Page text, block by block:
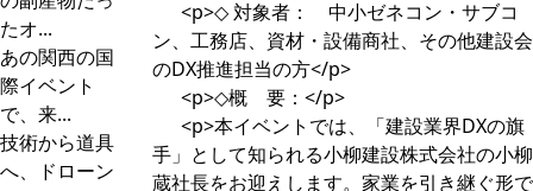
たオ...
あの関西の国
際イベント
で、来...
技術から道具
へ、ドローン
<p>◇ 対象者： 中小ゼネコン・サブコ
ン、工務店、資材・設備商社、その他建設
のDX推進担当の方</p>
<p>◇概 要：</p>
<p>本イベントでは、「建設業界DXの旗
手」として知られる小柳建設株式会社の小
蔵社長をお迎えします。家業を引き継ぐ形